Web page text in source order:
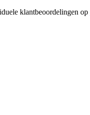
klantbeoordelingen op